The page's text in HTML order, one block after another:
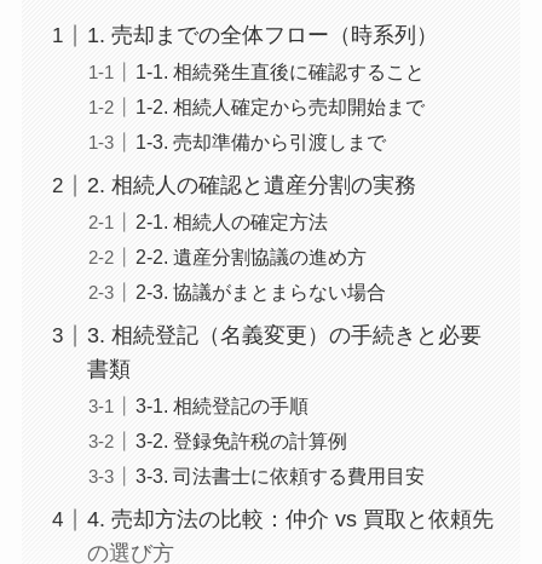
1. 売却までの全体フロー（時系列）
1-1. 相続発生直後に確認すること
1-2. 相続人確定から売却開始まで
1-3. 売却準備から引渡しまで
2. 相続人の確認と遺産分割の実務
2-1. 相続人の確定方法
2-2. 遺産分割協議の進め方
2-3. 協議がまとまらない場合
3. 相続登記（名義変更）の手続きと必要
書類
3-1. 相続登記の手順
3-2. 登録免許税の計算例
3-3. 司法書士に依頼する費用目安
4. 売却方法の比較：仲介 vs 買取と依頼先
の選び方